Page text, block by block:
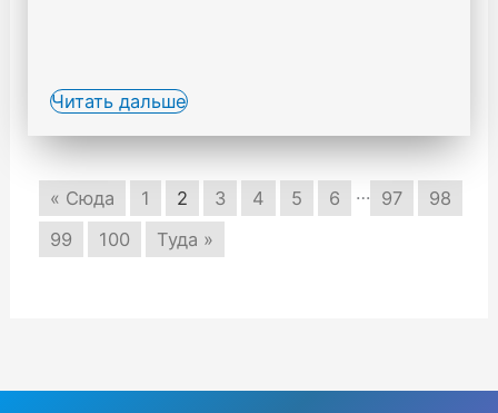
Читать дальше
« Сюда 1 2 3 4 5 6 … 97
98
99
100 Туда »